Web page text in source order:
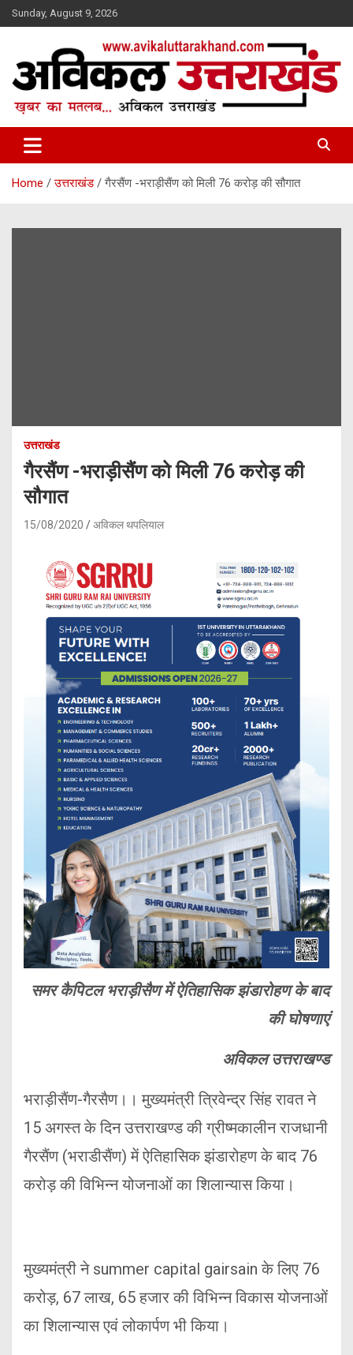
Skip
to
Sunday, August 9, 2026
Avikal Uttarakhand
Home उत्तराखंड गैरसैंण -भराड़ीसैंण को मिली 76 करोड़ की सौगात
उत्तराखंड
गैरसैंण -भराड़ीसैंण को मिली 76 करोड़ की
सौगात
15/08/2020 अविकल थपलियाल
समर कैपिटल भराड़ीसैण में ऐतिहासिक झंडारोहण के बाद
की घोषणाएं
अविकल उत्तराखण्ड
भराड़ीसैंण-गैरसैण।। मुख्यमंत्री त्रिवेन्द्र सिंह रावत ने
15 अगस्त के दिन उत्तराखण्ड की ग्रीष्मकालीन राजधानी
गैरसैंण (भराडीसैंण) में ऐतिहासिक झंडारोहण के बाद 76
करोड़ की विभिन्न योजनाओं का शिलान्यास किया।
मुख्यमंत्री ने summer capital gairsain के लिए 76
करोड़, 67 लाख, 65 हजार की विभिन्न विकास योजनाओं
का शिलान्यास एवं लोकार्पण भी किया।